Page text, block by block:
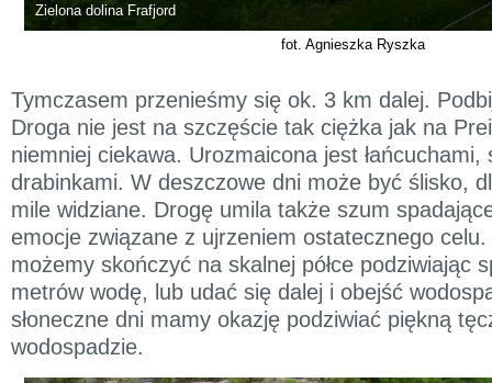
Zielona dolina Frafjord
fot. Agnieszka Ryszka
Tymczasem przenieśmy się ok. 3 km dalej.
Droga nie jest na szczęście tak ciężka jak na
niemniej ciekawa. Urozmaicona jest łańcuchami,
drabinkami. W deszczowe dni może być ślisko,
mile widziane. Drogę umila także szum
emocje związane z ujrzeniem ostatecznego
możemy skończyć na skalnej półce podziwiając
metrów wodę, lub udać się dalej i obejść
słoneczne dni mamy okazję podziwiać piękną
wodospadzie.